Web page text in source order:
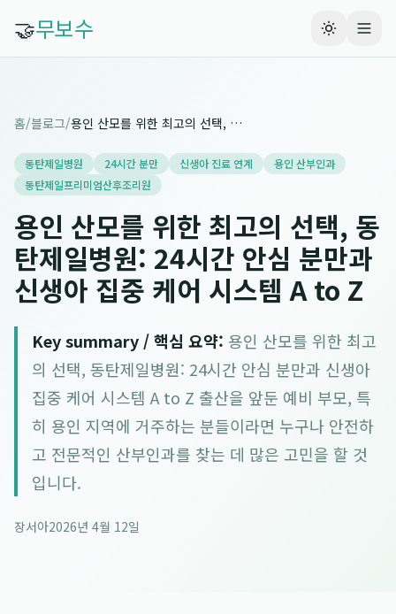
🤝무보수
홈/블로그/ 용인 산모를 위한 최고의 선택, 동탄제일병원: 24시간 안심 분만과 신생아 집중 케어 시스템 A to Z
동탄제일병원 24시간 분만 신생아 진료 연계
용인 산부인과
동탄제일프리미엄산후조리원
용인 산모를 위한 최고의 선택, 동
탄제일병원: 24시간 안심 분만과
신생아 집중 케어 시스템 A to Z
Key summary / 핵심 요약: 용인 산모를 위한 최고
의 선택, 동탄제일병원: 24시간 안심 분만과 신생아
집중 케어 시스템 A to Z 출산을 앞둔 예비 부모, 특
히 용인 지역에 거주하는 분들이라면 누구나 안전하
고 전문적인 산부인과를 찾는 데 많은 고민을 할 것
입니다.
장서아2026년 4월 12일